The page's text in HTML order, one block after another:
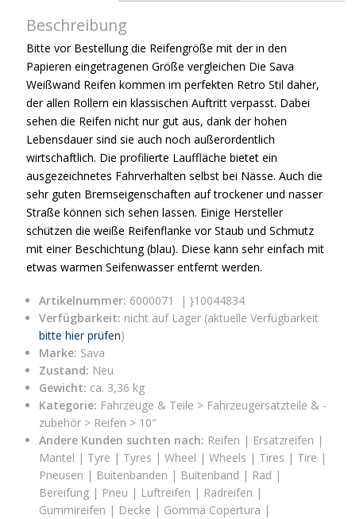
Beschreibung
Bitte vor Bestellung die Reifengröße mit der in den
Papieren eingetragenen Größe vergleichen Die Sava
Weißwand Reifen kommen im perfekten Retro Stil daher,
der allen Rollern ein klassischen Auftritt verpasst. Dabei
sehen die Reifen nicht nur gut aus, dank der hohen
Lebensdauer sind sie auch noch außerordentlich
wirtschaftlich. Die profilierte Lauffläche bietet ein
ausgezeichnetes Fahrverhalten selbst bei Nässe. Auch die
sehr guten Bremseigenschaften auf trockener und nasser
Straße können sich sehen lassen. Einige Hersteller
schützen die weiße Reifenflanke vor Staub und Schmutz
mit einer Beschichtung (blau). Diese kann sehr einfach mit
etwas warmen Seifenwasser entfernt werden.
Artikelnummer: 6000071 | }10044834
Verfügbarkeit: nicht auf Lager (aktuelle Verfügbarkeit
bitte hier prüfen)
Marke: Sava
Zustand: Neu
Gewicht: ca. 3,36 kg
Kategorie: Fahrzeuge & Teile > Fahrzeugersatzteile & -
zubehör > Reifen > 10″
Andere Kunden suchten nach: Reifen | Ersatzreifen |
Mantel | Tyre | Tyres | Wheel | Wheels | Tires | Tire |
Pneusen | Buitenbanden | Buitenband | Rad |
Bereifung | Pneu | Luftreifen | Radreifen |
Gummireifen | Decke | Gomma Copertura |